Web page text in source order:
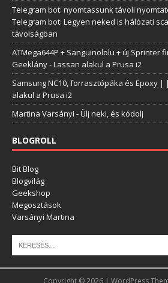
Telegram bot: nyomtassunk távoli
Telegram bot: Legyen neked is hálózati
távolságban
ATMega644P + Sanguinololu + új Sprinter
Geeklány-Lassan alakul a Prusa i2
Samsung NC10, forrasztópáka és Epoxy
alakul a Prusa i2
Martina Varsányi -Ülj neki, és kódolj
BLOGROLL
Bit Blog
Blogvilág
Geekshop
Megosztások
Varsányi Martina